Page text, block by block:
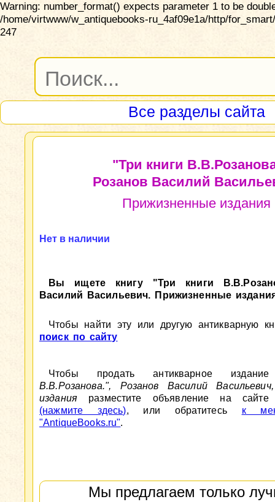
Warning: number_format() expects parameter 1 to be
/home/virtwww/w_antiquebooks-ru_4af09e1a/http/
247
Все разделы сайта
"Три книги
Розанов Василий
Прижизненные издания
Нет в наличии
Вы ищете книгу "Три книги
Василий Васильевич. Прижизненные
Чтобы найти эту или другую антикварную
поиск по сайту
Чтобы продать антикварное
В.В.Розанова.", Розанов Василий
изданияразместите объявление на сайте
(нажмите здесь), или обратитесь к
"AntiqueBooks.ru".
Мы предлагаем только